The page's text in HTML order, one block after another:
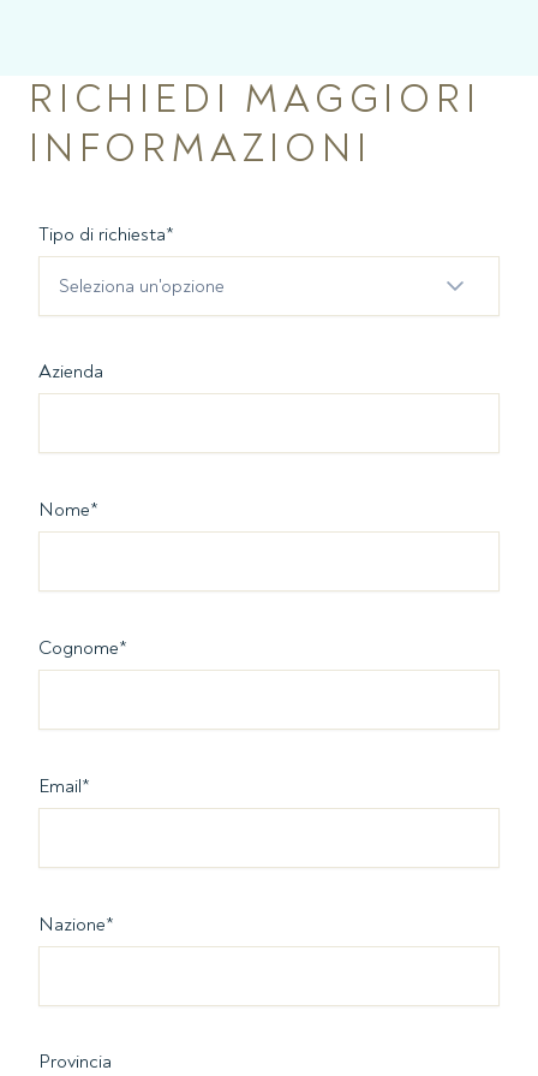
RICHIEDI MAGGIORI
INFORMAZIONI
Tipo di richiesta*
Seleziona un'opzione
Azienda
Nome*
Cognome*
Email*
Nazione*
Provincia